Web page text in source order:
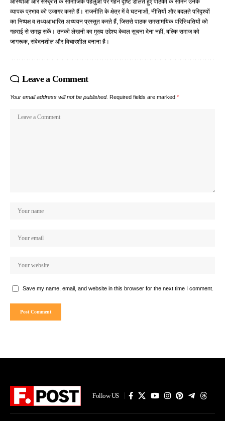
व्यापक प्रभाव को उजागर करते हैं। राजनीति के क्षेत्र में वे घटनाओं, नीतियों और बदलते परिदृश्यों
का निष्पक्ष व तथ्यआधारित अध्ययन प्रस्तुत करते हैं, जिससे पाठक समसामयिक परिस्थितियों को
गहराई से समझ सकें। उनकी लेखनी का मुख्य उद्देश्य केवल सूचना देना नहीं, बल्कि समाज को
जागरूक, संवेदनशील और विचारशील बनाना है।
Leave a Comment
Your email address will not be published. Required fields are marked *
Save my name, email, and website in this browser for the next time I comment.
Follow US